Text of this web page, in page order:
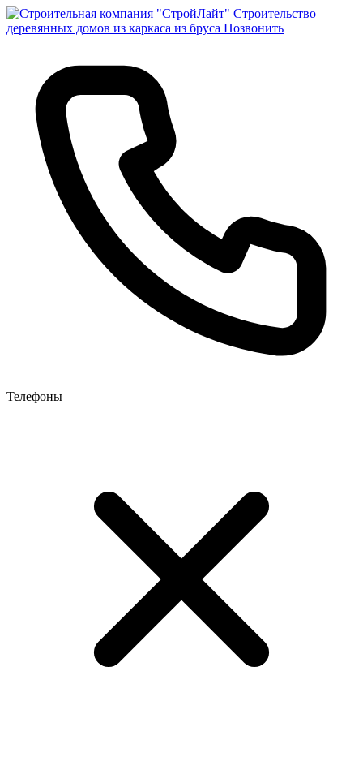
Строительство
деревянных домов из каркаса из бруса Позвонить
Телефоны